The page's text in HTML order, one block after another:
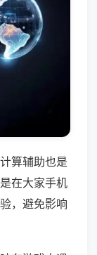
算辅助也是
在大家手机
，避免影响